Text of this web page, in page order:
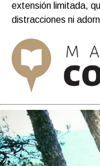
extensión limitada,
distracciones ni